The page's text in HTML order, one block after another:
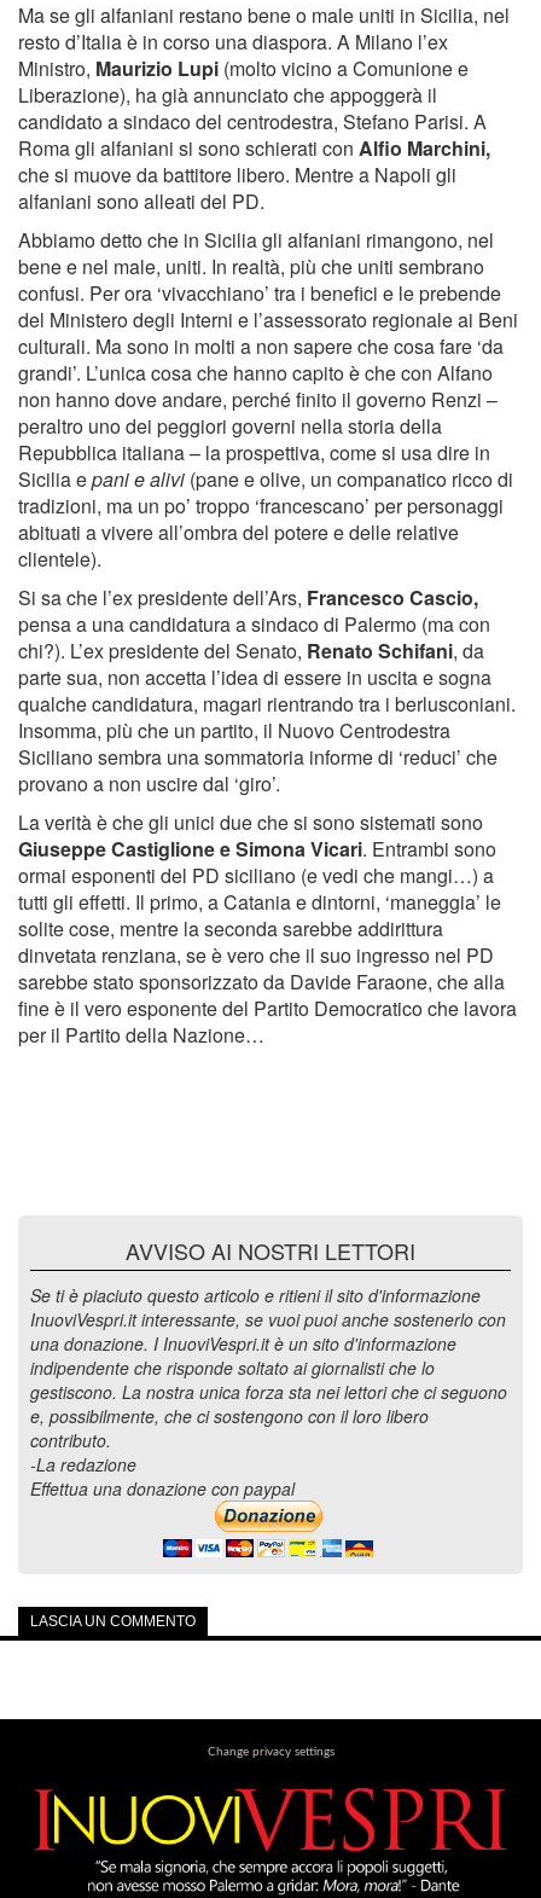
Ma se gli alfaniani restano bene o male uniti in Sicilia, nel
resto d’Italia è in corso una diaspora. A Milano l’ex
Ministro, Maurizio Lupi (molto vicino a Comunione e
Liberazione), ha già annunciato che appoggerà il
candidato a sindaco del centrodestra, Stefano Parisi. A
Roma gli alfaniani si sono schierati con Alfio Marchini,
che si muove da battitore libero. Mentre a Napoli gli
alfaniani sono alleati del PD.
Abbiamo detto che in Sicilia gli alfaniani rimangono, nel
bene e nel male, uniti. In realtà, più che uniti sembrano
confusi. Per ora ‘vivacchiano’ tra i benefici e le prebende
del Ministero degli Interni e l’assessorato regionale ai Beni
culturali. Ma sono in molti a non sapere che cosa fare ‘da
grandi’. L’unica cosa che hanno capito è che con Alfano
non hanno dove andare, perché finito il governo Renzi –
peraltro uno dei peggiori governi nella storia della
Repubblica italiana – la prospettiva, come si usa dire in
Sicilia epani e alivi (pane e olive, un companatico ricco di
tradizioni, ma un po’ troppo ‘francescano’ per personaggi
abituati a vivere all’ombra del potere e delle relative
clientele).
Si sa che l’ex presidente dell’Ars, Francesco Cascio,
pensa a una candidatura a sindaco di Palermo (ma con
chi?). L’ex presidente del Senato, Renato Schifani, da
parte sua, non accetta l’idea di essere in uscita e sogna
qualche candidatura, magari rientrando tra i berlusconiani.
Insomma, più che un partito, il Nuovo Centrodestra
Siciliano sembra una sommatoria informe di ‘reduci’ che
provano a non uscire dal ‘giro’.
La verità è che gli unici due che si sono sistemati sono
Giuseppe Castiglione e Simona Vicari. Entrambi sono
ormai esponenti del PD siciliano (e vedi che mangi…) a
tutti gli effetti. Il primo, a Catania e dintorni, ‘maneggia’ le
solite cose, mentre la seconda sarebbe addirittura
dinvetata renziana, se è vero che il suo ingresso nel PD
sarebbe stato sponsorizzato da Davide Faraone, che alla
fine è il vero esponente del Partito Democratico che lavora
per il Partito della Nazione…
AVVISO AI NOSTRI LETTORI
Se ti è piaciuto questo articolo e ritieni il sito d'informazione
InuoviVespri.it interessante, se vuoi puoi anche sostenerlo con
una donazione. I InuoviVespri.it è un sito d'informazione
indipendente che risponde soltato ai giornalisti che lo
gestiscono. La nostra unica forza sta nei lettori che ci seguono
e, possibilmente, che ci sostengono con il loro libero
contributo.
-La redazione
Effettua una donazione con paypal
LASCIA UN COMMENTO
Change privacy settings